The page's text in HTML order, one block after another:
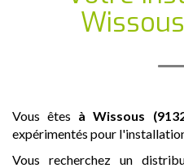
Vous êtes à Wissous
expérimentés pour
Vous recherchez un